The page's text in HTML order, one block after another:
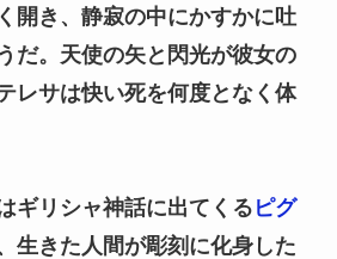
開き、静寂の中にかすかに吐
だ。天使の矢と閃光が彼女の
レサは快い死を何度となく体
ギリシャ神話に出てくる ピグ
生きた人間が彫刻に化身した